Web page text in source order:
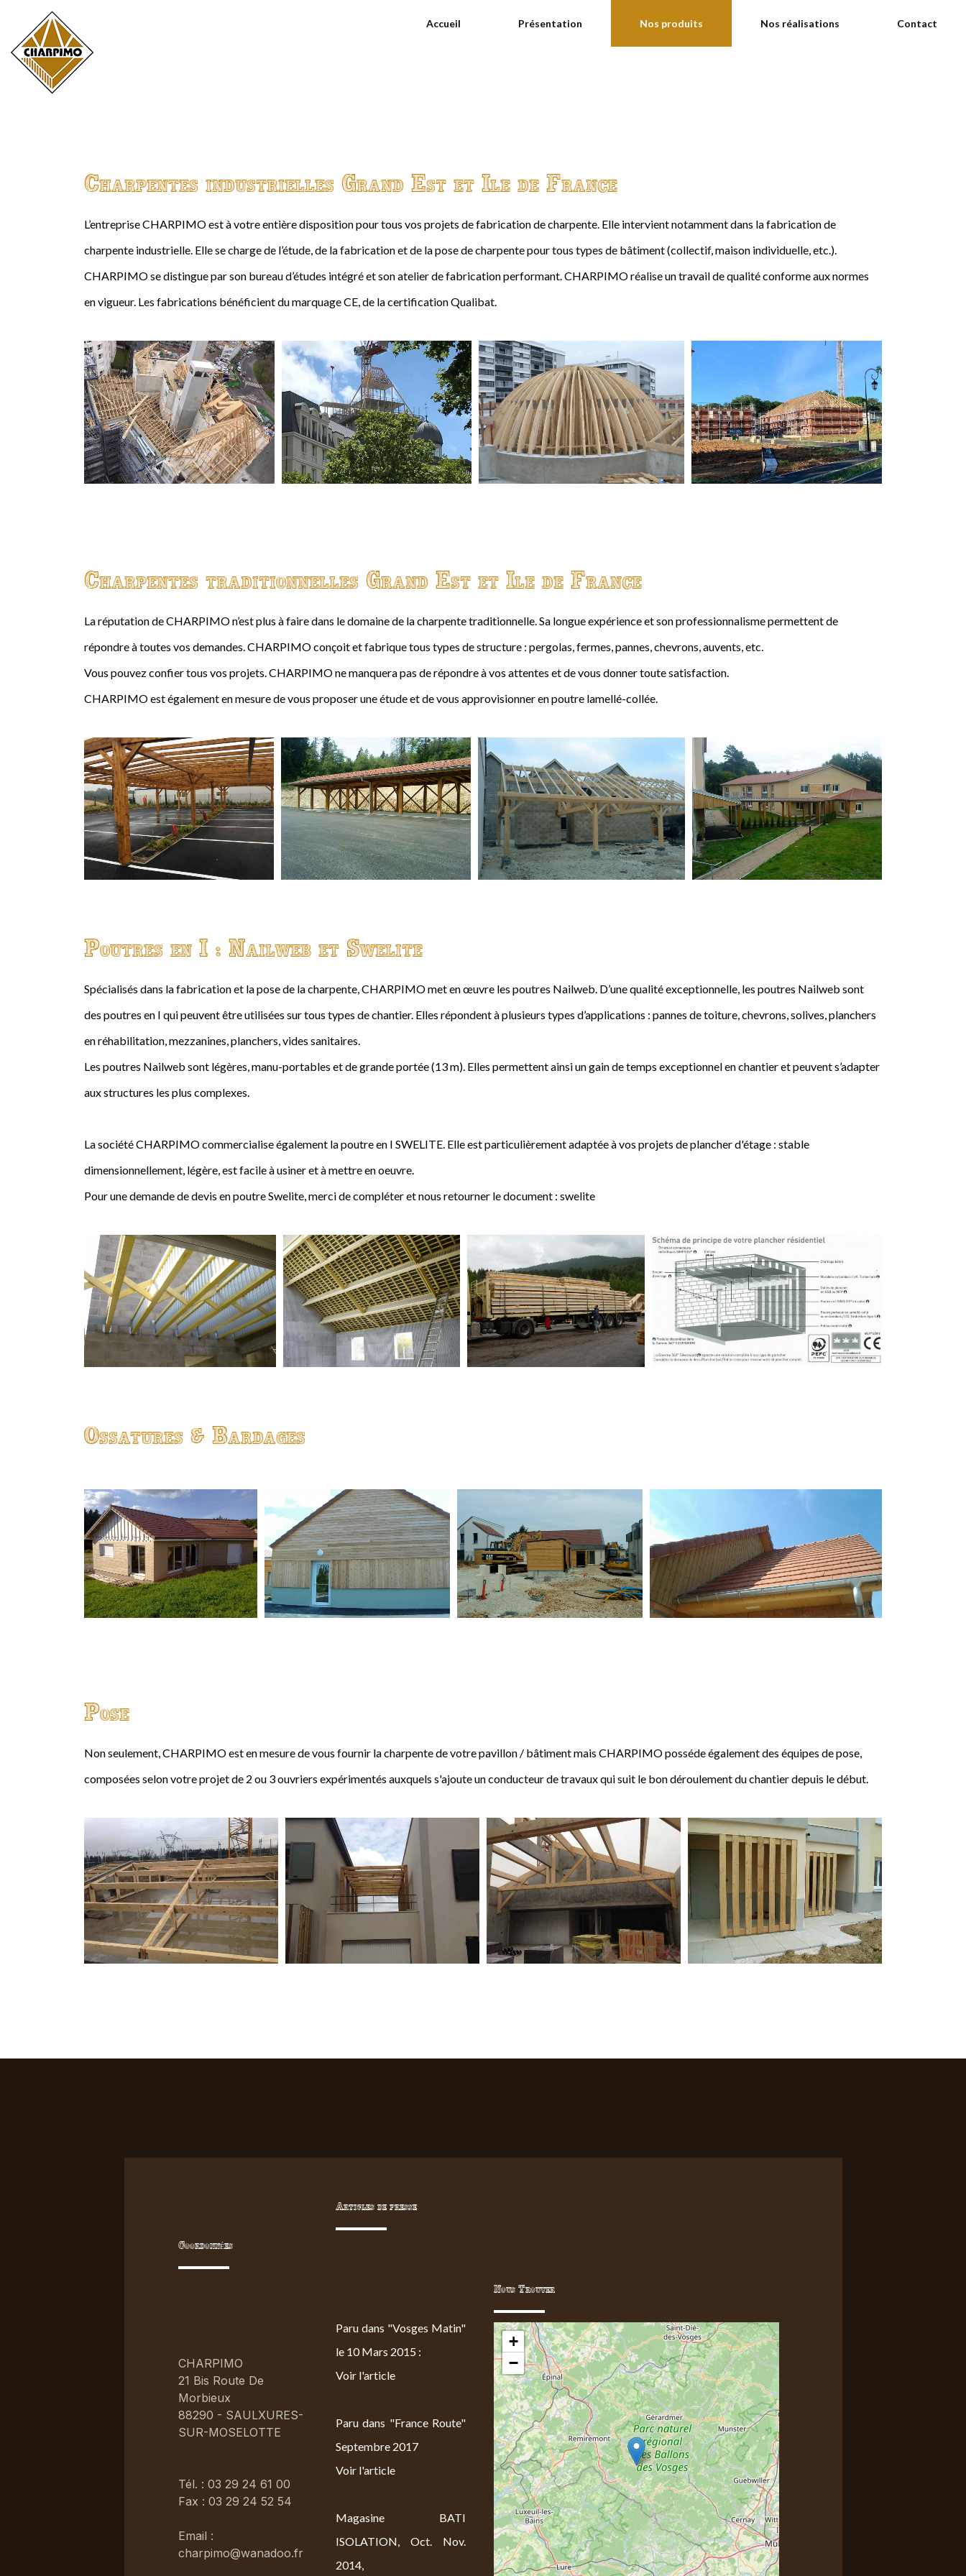
Accueil Présentation Nos produits Nos réalisations Contact
Charpentes industrielles Grand Est et Ile de France
L’entreprise CHARPIMO est à votre entière disposition pour tous vos projets de fabrication de charpente. Elle intervient notamment dans la fabrication de
charpente industrielle. Elle se charge de l’étude, de la fabrication et de la pose de charpente pour tous types de bâtiment (collectif, maison individuelle, etc.).
CHARPIMO se distingue par son bureau d’études intégré et son atelier de fabrication performant. CHARPIMO réalise un travail de qualité conforme aux normes
en vigueur. Les fabrications bénéficient du marquage CE, de la certification Qualibat.
Charpentes traditionnelles Grand Est et Ile de France
La réputation de CHARPIMO n’est plus à faire dans le domaine de la charpente traditionnelle. Sa longue expérience et son professionnalisme permettent de
répondre à toutes vos demandes. CHARPIMO conçoit et fabrique tous types de structure : pergolas, fermes, pannes, chevrons, auvents, etc.
Vous pouvez confier tous vos projets. CHARPIMO ne manquera pas de répondre à vos attentes et de vous donner toute satisfaction.
CHARPIMO est également en mesure de vous proposer une étude et de vous approvisionner en poutre lamellé-collée.
Poutres en I : Nailweb et Swelite
Spécialisés dans la fabrication et la pose de la charpente, CHARPIMO met en œuvre les poutres Nailweb. D’une qualité exceptionnelle, les poutres Nailweb sont
des poutres en I qui peuvent être utilisées sur tous types de chantier. Elles répondent à plusieurs types d’applications : pannes de toiture, chevrons, solives, planchers
en réhabilitation, mezzanines, planchers, vides sanitaires.
Les poutres Nailweb sont légères, manu-portables et de grande portée (13 m). Elles permettent ainsi un gain de temps exceptionnel en chantier et peuvent s’adapter
aux structures les plus complexes.
La société CHARPIMO commercialise également la poutre en I SWELITE. Elle est particulièrement adaptée à vos projets de plancher d'étage : stable
dimensionnellement, légère, est facile à usiner et à mettre en oeuvre.
Pour une demande de devis en poutre Swelite, merci de compléter et nous retourner le document : swelite
Ossatures & Bardages
Pose
Non seulement, CHARPIMO est en mesure de vous fournir la charpente de votre pavillon / bâtiment mais CHARPIMO posséde également des équipes de pose,
composées selon votre projet de 2 ou 3 ouvriers expérimentés auxquels s'ajoute un conducteur de travaux qui suit le bon déroulement du chantier depuis le début.
Coordonnées
CHARPIMO
21 Bis Route De
Morbieux
88290 - SAULXURES-
SUR-MOSELOTTE
Tél. : 03 29 24 61 00
Fax : 03 29 24 52 54
Email :
charpimo@wanadoo.fr
Articles de presse
Paru dans "Vosges Matin"
le 10 Mars 2015 :
Voir l'article
Paru dans "France Route"
Septembre 2017
Voir l'article
Magasine BATI
ISOLATION, Oct. Nov.
2014,
Nous Trouver
+
−